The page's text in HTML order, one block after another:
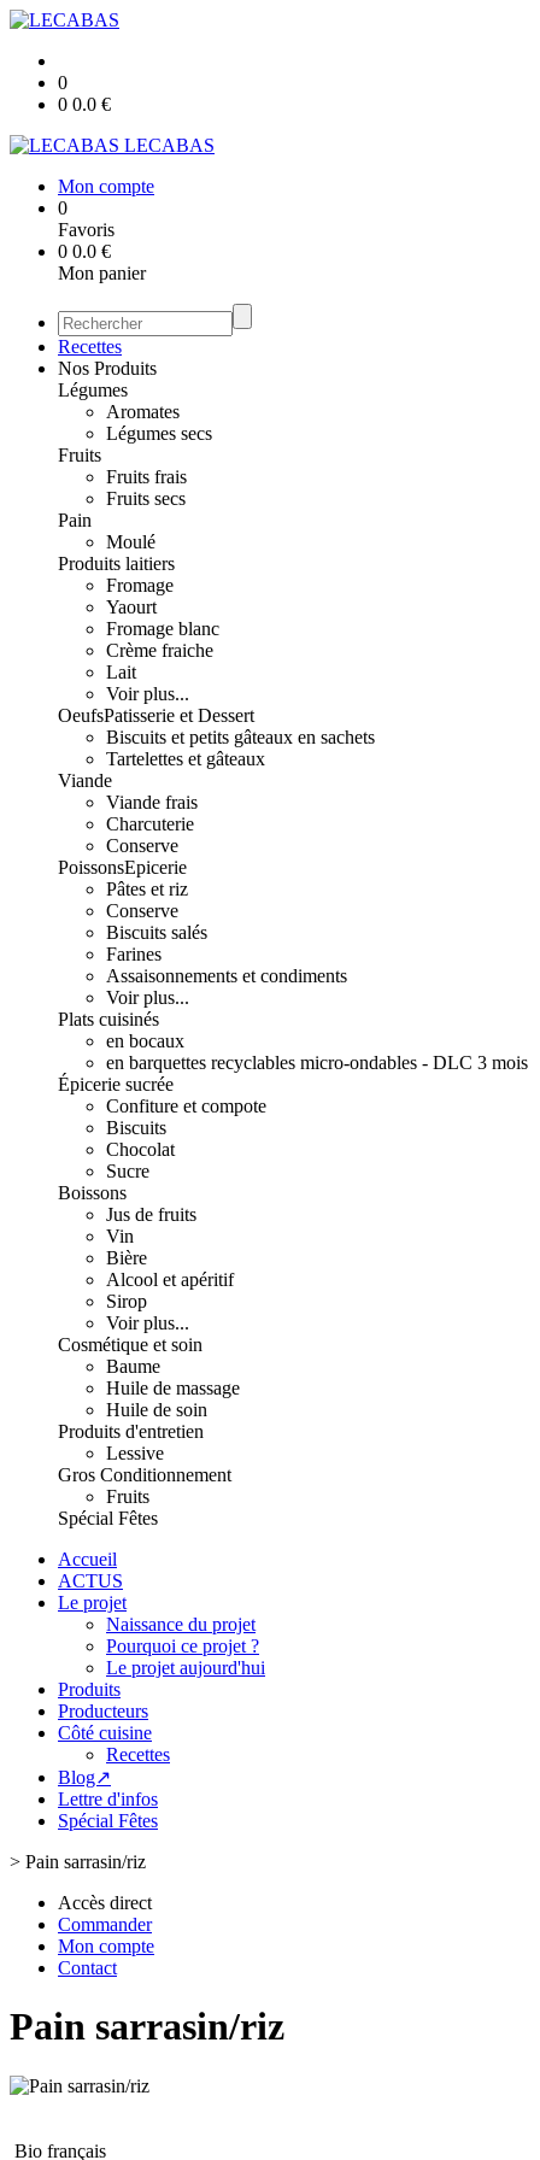
0
0 0.0 €
LECABAS
Mon compte
0
Favoris
0 0.0 €
Mon panier
Recettes
Nos Produits
Légumes
Aromates
Légumes secs
Fruits
Fruits frais
Fruits secs
Pain
Moulé
Produits laitiers
Fromage
Yaourt
Fromage blanc
Crème fraiche
Lait
Voir plus...
OeufsPatisserie et Dessert
Biscuits et petits gâteaux en sachets
Tartelettes et gâteaux
Viande
Viande frais
Charcuterie
Conserve
PoissonsEpicerie
Pâtes et riz
Conserve
Biscuits salés
Farines
Assaisonnements et condiments
Voir plus...
Plats cuisinés
en bocaux
en barquettes recyclables micro-ondables - DLC 3 mois
Épicerie sucrée
Confiture et compote
Biscuits
Chocolat
Sucre
Boissons
Jus de fruits
Vin
Bière
Alcool et apéritif
Sirop
Voir plus...
Cosmétique et soin
Baume
Huile de massage
Huile de soin
Produits d'entretien
Lessive
Gros Conditionnement
Fruits
Spécial Fêtes
Accueil
ACTUS
Le projet
Naissance du projet
Pourquoi ce projet ?
Le projet aujourd'hui
Produits
Producteurs
Côté cuisine
Recettes
Blog↗
Lettre d'infos
Spécial Fêtes
> Pain sarrasin/riz
Accès direct
Commander
Mon compte
Contact
Pain sarrasin/riz
Bio français